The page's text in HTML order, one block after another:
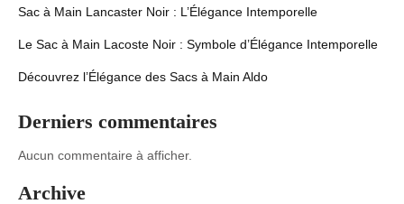
Sac à Main Lancaster Noir : L’Élégance Intemporelle
Le Sac à Main Lacoste Noir : Symbole d’Élégance Intemporelle
Découvrez l’Élégance des Sacs à Main Aldo
Derniers commentaires
Aucun commentaire à afficher.
Archive